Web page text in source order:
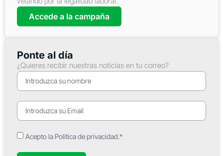
Accede a la campaña
Ponte al día
¿Quieres recibir nuestras noticias en tu correo?
Acepto la Política de privacidad.*